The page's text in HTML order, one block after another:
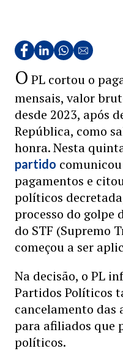
O PL cortou o
mensais, valor
desde 2023, após
República, como
honra. Nesta
partido
pagamentos e
políticos
processo do golpe
do STF (Supremo
começou a ser
Na decisão, o PL
Partidos Políticos
cancelamento
para afiliados que
políticos.